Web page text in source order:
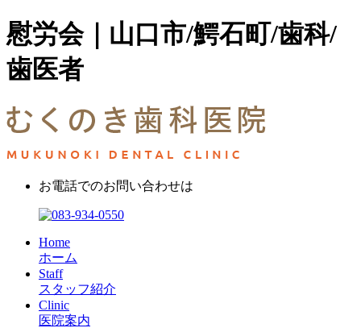
慰労会｜山口市/鰐石町/歯科/
歯医者
お電話でのお問い合わせは
Home
ホーム
Staff
スタッフ紹介
Clinic
医院案内